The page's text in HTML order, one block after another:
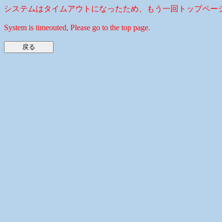
システムはタイムアウトになったため、もう一回トップペー
System is timeouted, Please go to the top page.